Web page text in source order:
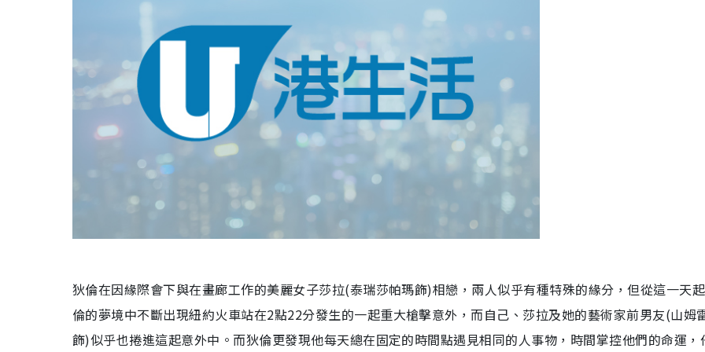
狄倫在因緣際會下與在畫廊工作的美麗女子莎拉(泰瑞莎帕瑪飾)相戀，兩人似乎有種特殊的緣分，但從這一天
倫的夢境中不斷出現紐約火車站在2點22分發生的一起重大槍擊意外，而自己、莎拉及她的藝術家前男友(山姆
飾)似乎也捲進這起意外中。而狄倫更發現他每天總在固定的時間點遇見相同的人事物，時間掌控他們的命運，